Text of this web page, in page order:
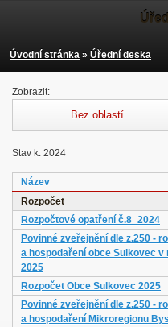
Úvodní stránka » Úřední deska
Zobrazit:
Bez oblastí
Stav k: 2024
Název
Rozpočet
Rozpočtové opatření č.8_2024
Povinné zveřejnění dle z.250 -
a hospodaření obce Sulkovec v
2025
Rozpočet Obce Sulkovec 2025
Povinné zveřejnění dle z.250 -
a hospodaření Mikroregionu